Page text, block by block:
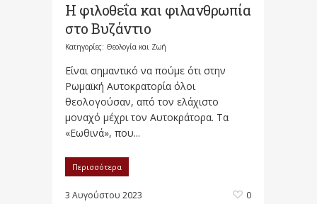
Η φιλοθεΐα και φιλανθρωπία
στο Βυζάντιο
Κατηγορίες: Θεολογία και Ζωή
Είναι σημαντικό να πούμε ότι στην
Ρωμαϊκή Αυτοκρατορία όλοι
θεολογούσαν, από τον ελάχιστο
μοναχό μέχρι τον Αυτοκράτορα. Τα
«Εωθινά», που...
Περισσότερα
3 Αυγούστου 2023 0